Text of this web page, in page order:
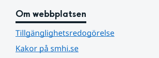
Om webbplatsen
Tillgänglighetsredogörelse
Kakor på smhi.se